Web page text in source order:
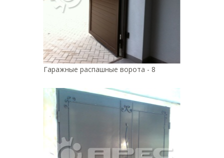
Гаражные распашные ворота - 8